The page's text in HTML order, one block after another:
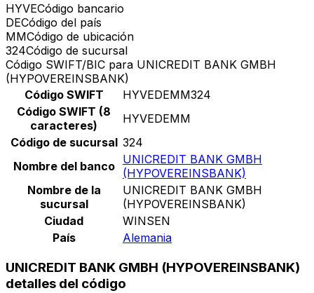
HYVECódigo bancario
DECódigo del país
MMCódigo de ubicación
324Código de sucursal
Código SWIFT/BIC para UNICREDIT BANK GMBH
(HYPOVEREINSBANK)
Código SWIFT
HYVEDEMM324
Código SWIFT (8
caracteres)
HYVEDEMM
Código de sucursal 324
Nombre del banco
UNICREDIT BANK GMBH
(HYPOVEREINSBANK)
Nombre de la
sucursal
UNICREDIT BANK GMBH
(HYPOVEREINSBANK)
Ciudad
WINSEN
País
Alemania
UNICREDIT BANK GMBH (HYPOVEREINSBANK)
detalles del código